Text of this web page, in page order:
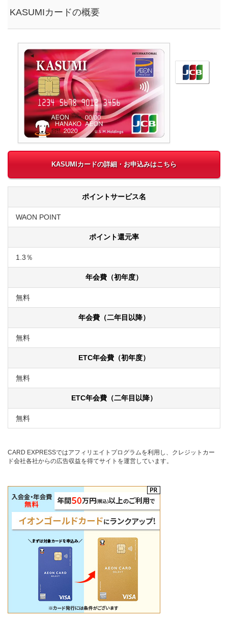
KASUMIカードの概要
KASUMIカードの詳細・お申込みはこちら
ポイントサービス名
WAON POINT
ポイント還元率
1.3％
年会費（初年度）
無料
年会費（二年目以降）
無料
ETC年会費（初年度）
無料
ETC年会費（二年目以降）
無料
CARD EXPRESSではアフィリエイトプログラムを利用し、クレジットカー
ド会社各社からの広告収益を得てサイトを運営しています。